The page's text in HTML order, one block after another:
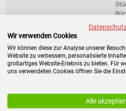
Zubehör
Wir verwenden Cookies
Wir können diese zur Analyse unserer
Website zu verbessern, personalisierte
großartiges Website-Erlebnis zu bieten. Für
uns verwendeten Cookies öffnen Sie die
Alle